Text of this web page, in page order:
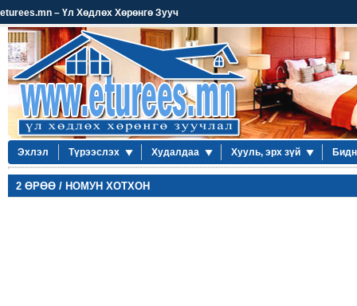
eturees.mn – Үл Хөдлөх Хөрөнгө Зууч
Эхлэл Түрээслэх Худалдаа Хууль, эрх зүй
2 ӨРӨӨ / НОМУН ХОТХОН